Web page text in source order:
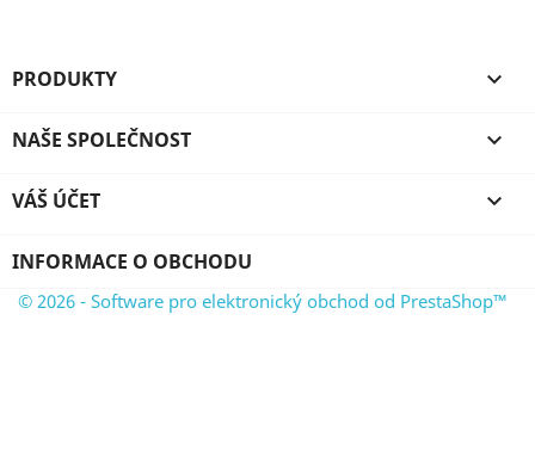
PRODUKTY 
NAŠE SPOLEČNOST 
VÁŠ ÚČET 
INFORMACE O OBCHODU
© 2026 - Software pro elektronický obchod od PrestaShop™